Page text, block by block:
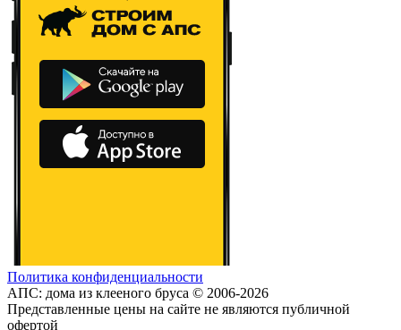
Политика конфиденциальности
АПС: дома из клееного бруса © 2006-2026
Представленные цены на сайте не являются публичной
офертой